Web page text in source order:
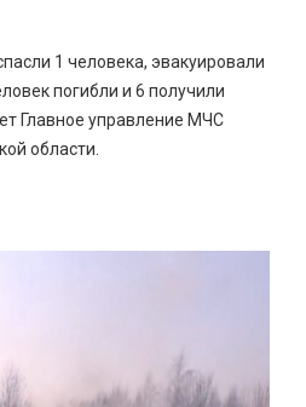
1 человека, эвакуировали
погибли и 6 получили
Главное управление МЧС
области.